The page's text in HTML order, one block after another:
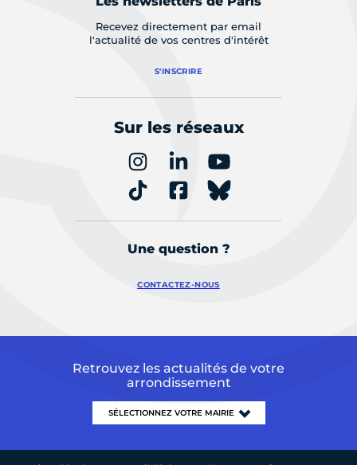
Recevez directement par email
l'actualité de vos centres d'intérêt
S'INSCRIRE
Sur les réseaux
Une question ?
CONTACTEZ-NOUS
Retrouvez les actualités de votre
arrondissement